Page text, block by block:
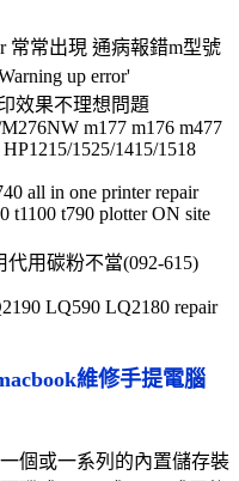
常常出現 通病報錯m型號
up error'
效果不理想問題
m177 m176 m477
1525/1415/1518
all in one printer repair
t1100 t790 plotter ON site
代用碳粉不當(092-615)
LQ590 LQ2180 repair
維修手提電腦
個或一系列的內置儲存裝